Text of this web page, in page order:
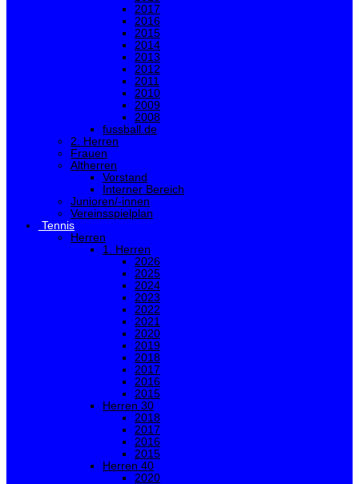
2017
2016
2015
2014
2013
2012
2011
2010
2009
2008
fussball.de
2. Herren
Frauen
Altherren
Vorstand
Interner Bereich
Junioren/-innen
Vereinsspielplan
Tennis
Herren
1. Herren
2026
2025
2024
2023
2022
2021
2020
2019
2018
2017
2016
2015
Herren 30
2018
2017
2016
2015
Herren 40
2020